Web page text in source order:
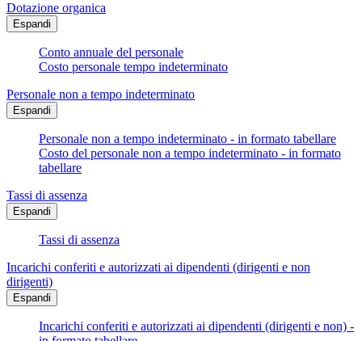
Dotazione organica
Espandi
Conto annuale del personale
Costo personale tempo indeterminato
Personale non a tempo indeterminato
Espandi
Personale non a tempo indeterminato - in formato tabellare
Costo del personale non a tempo indeterminato - in formato
tabellare
Tassi di assenza
Espandi
Tassi di assenza
Incarichi conferiti e autorizzati ai dipendenti (dirigenti e non
dirigenti)
Espandi
Incarichi conferiti e autorizzati ai dipendenti (dirigenti e non) -